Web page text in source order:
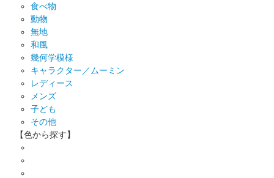
食べ物
動物
無地
和風
幾何学模様
キャラクター／ムーミン
レディース
メンズ
子ども
その他
【色から探す】